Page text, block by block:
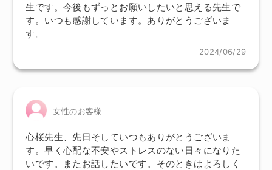
生です。今後もずっとお願いしたいと思える先生で
す。いつも感謝しています。ありがとうございま
す。
2024/06/29
女性のお客様
心桜先生、先日そしていつもありがとうございま
す。早く心配な不安やストレスのない日々になりた
いです。またお話したいです。そのときはよろしく